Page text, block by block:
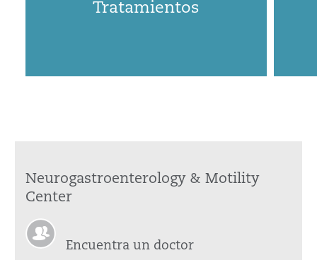
Tratamientos
Neurogastroenterology & Motility
Center
Encuentra un doctor